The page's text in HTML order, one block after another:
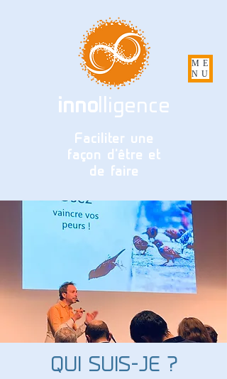
ME
NU
Faciliter une
façon d'être et
de faire
innolligence
QUI SUIS-JE ?